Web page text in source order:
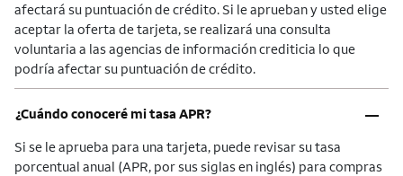
afectará su puntuación de crédito. Si le aprueban y usted elige
aceptar la oferta de tarjeta, se realizará una consulta
voluntaria a las agencias de información crediticia lo que
podría afectar su puntuación de crédito.
¿Cuándo conoceré mi tasa APR? –
Si se le aprueba para una tarjeta, puede revisar su tasa
porcentual anual (APR, por sus siglas en inglés) para compras